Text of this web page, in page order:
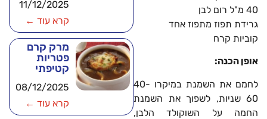
40 מ"ל רום לבן
גרידת תפוז מתפוז אחד
קוביות קרח
אופן הכנה:
לחמם את השמנת במיקרו 40-
60 שניות, לשפוך את השמנת
החמה על השוקולד הלבן,
11/12/2025
קרא עוד ←
מרק קרם
פטריות
קטיפתי
08/12/2025
קרא עוד ←